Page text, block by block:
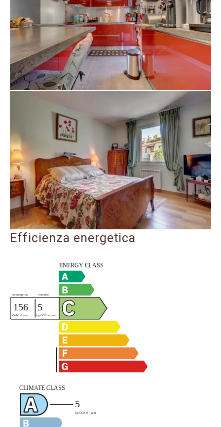
Efficienza energetica